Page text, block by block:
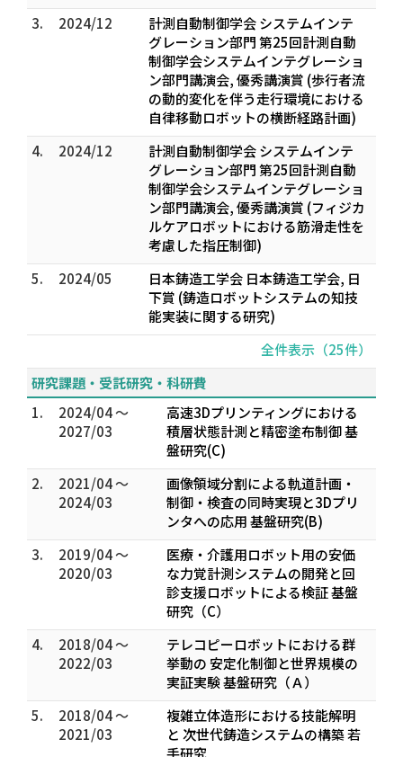
3.
2024/12
計測自動制御学会 システムインテ
グレーション部門 第25回計測自動
制御学会システムインテグレーショ
ン部門講演会, 優秀講演賞 (歩行者流
の動的変化を伴う走行環境における
自律移動ロボットの横断経路計画)
4.
2024/12
計測自動制御学会 システムインテ
グレーション部門 第25回計測自動
制御学会システムインテグレーショ
ン部門講演会, 優秀講演賞 (フィジカ
ルケアロボットにおける筋滑走性を
考慮した指圧制御)
5.
2024/05
日本鋳造工学会 日本鋳造工学会, 日
下賞 (鋳造ロボットシステムの知技
能実装に関する研究)
全件表示（25件）
研究課題・受託研究・科研費
1.
2024/04 ～
2027/03
高速3Dプリンティングにおける
積層状態計測と精密塗布制御 基
盤研究(C)
2.
2021/04 ～
2024/03
画像領域分割による軌道計画・
制御・検査の同時実現と3Dプリ
ンタへの応用 基盤研究(B)
3.
2019/04 ～
2020/03
医療・介護用ロボット用の安価
な力覚計測システムの開発と回
診支援ロボットによる検証 基盤
研究（C）
4.
2018/04 ～
2022/03
テレコピーロボットにおける群
挙動の 安定化制御と世界規模の
実証実験 基盤研究（Ａ）
5.
2018/04 ～
2021/03
複雑立体造形における技能解明
と 次世代鋳造システムの構築 若
手研究